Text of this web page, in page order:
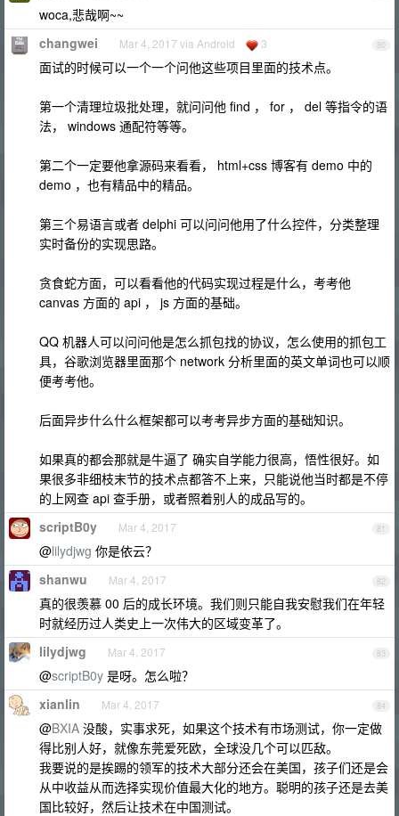
woca,悲哉啊~~
80
changwei Mar 4, 2017 via Android 3
面试的时候可以一个一个问他这些项目里面的技术点。
第一个清理垃圾批处理，就问问他 find ， for ， del 等指令的语
法， windows 通配符等等。
第二个一定要他拿源码来看看， html+css 博客有 demo 中的
demo ，也有精品中的精品。
第三个易语言或者 delphi 可以问问他用了什么控件，分类整理
实时备份的实现思路。
贪食蛇方面，可以看看他的代码实现过程是什么，考考他
canvas 方面的 api ， js 方面的基础。
QQ 机器人可以问问他是怎么抓包找的协议，怎么使用的抓包工
具，谷歌浏览器里面那个 network 分析里面的英文单词也可以顺
便考考他。
后面异步什么什么框架都可以考考异步方面的基础知识。
如果真的都会那就是牛逼了 确实自学能力很高，悟性很好。如
果很多非细枝末节的技术点都答不上来，只能说他当时都是不停
的上网查 api 查手册，或者照着别人的成品写的。
81
scriptB0y Mar 4, 2017
@lilydjwg 你是依云？
82
shanwu Mar 4, 2017
真的很羡慕 00 后的成长环境。我们则只能自我安慰我们在年轻
时就经历过人类史上一次伟大的区域变革了。
83
lilydjwg Mar 4, 2017
@scriptB0y 是呀。怎么啦？
84
xianlin Mar 4, 2017
@BXIA 没酸，实事求死，如果这个技术有市场测试，你一定做
得比别人好，就像东莞爱死欧，全球没几个可以匹敌。
我要说的是挨踢的领军的技术大部分还会在美国，孩子们还是会
从中收益从而选择实现价值最大化的地方。聪明的孩子还是去美
国比较好，然后让技术在中国测试。